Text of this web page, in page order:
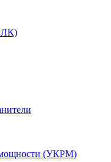
мощности (УКРМ)